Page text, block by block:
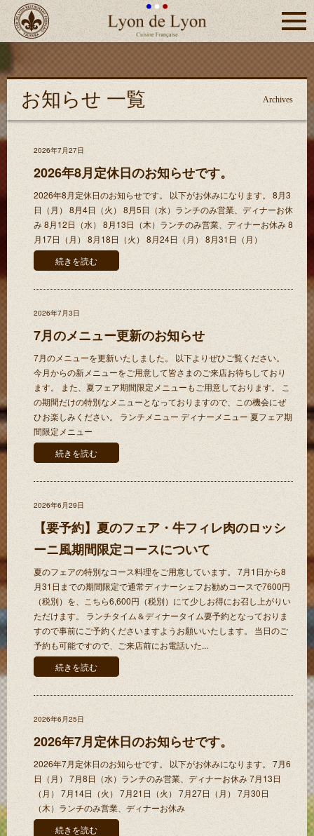
Lyon de Lyon
つくば
市フラ
ンス料
ン・
ド・リ
ヨン
Click
お知らせ 一覧 Archives
2026年7月27日
2026年8月定休日のお知らせです。
2026年8月定休日のお知らせです。 以下がお休みになります。 8月3
日（月） 8月4日（火） 8月5日（水）ランチのみ営業、ディナーお休
み 8月12日（水） 8月13日（木）ランチのみ営業、ディナーお休み 8
月17日（月） 8月18日（火） 8月24日（月） 8月31日（月）
続きを読む
2026年7月3日
7月のメニュー更新のお知らせ
7月のメニューを更新いたしました。 以下よりぜひご覧ください。
今月からの新メニューをご用意して皆さまのご来店お待ちしており
ます。 また、夏フェア期間限定メニューもご用意しております。 こ
の期間だけの特別なメニューとなっておりますので、この機会にぜ
ひお楽しみください。 ランチメニュー ディナーメニュー 夏フェア期
間限定メニュー
続きを読む
2026年6月29日
【要予約】夏のフェア・牛フィレ肉のロッシ
ーニ風期間限定コースについて
夏のフェアの特別なコース料理をご用意しています。 7月1日から8
月31日までの期間限定で通常ディナーシェフお勧めコースで7600円
（税別）を、こちら6,600円（税別）にて少しお得にお召し上がりい
ただけます。 ランチタイム＆ディナータイム要予約となっておりま
すので事前にご予約くださいますようお願いいたします。 当日のご
予約も可能ですので、ご来店前にお電話いた...
続きを読む
2026年6月25日
2026年7月定休日のお知らせです。
2026年7月定休日のお知らせです。 以下がお休みになります。 7月6
日（月） 7月8日（水）ランチのみ営業、ディナーお休み 7月13日
（月） 7月14日（火） 7月21日（火） 7月27日（月） 7月30日
（木）ランチのみ営業、ディナーお休み
続きを読む